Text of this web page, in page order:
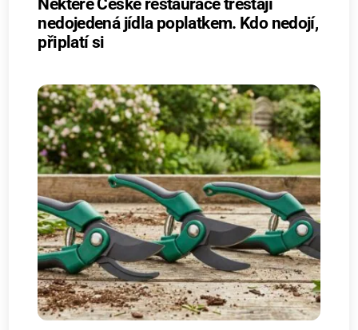
Některé České restaurace trestají
nedojedená jídla poplatkem. Kdo nedojí,
připlatí si